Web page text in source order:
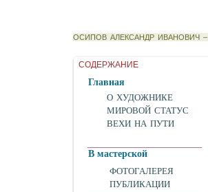
ОСИПОВ АЛЕКСАНДР ИВАНОВИЧ–
СОДЕРЖАНИЕ
Главная
О ХУДОЖНИКЕ
МИРОВОЙ СТАТУС
ВЕХИ НА ПУТИ
В мастерской
ФОТОГАЛЕРЕЯ
ПУБЛИКАЦИИ